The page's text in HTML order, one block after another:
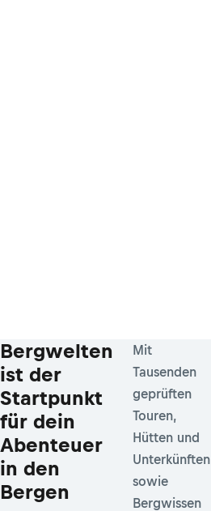
Bergwelten
ist der
Startpunkt
für dein
Abenteuer
in den
Bergen
Mit
Tausenden
geprüften
Touren,
Hütten und
Unterkünften
sowie
Bergwissen